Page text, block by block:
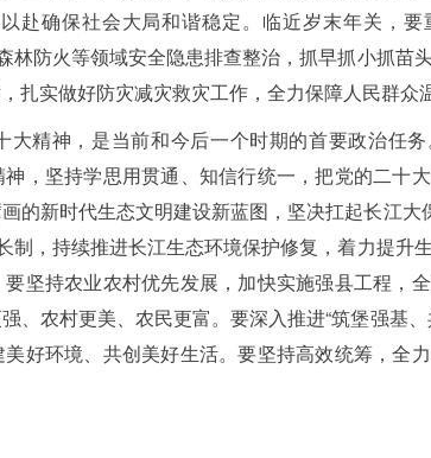
赴确保社会大局和谐稳定。临近岁末年关，要
林防火等领域安全隐患排查整治，抓早抓小抓苗
扎实做好防灾减灾救灾工作，全力保障人民群众
大精神，是当前和今后一个时期的首要政治任
，坚持学思用贯通、知信行统一，把党的二十
的新时代生态文明建设新蓝图，坚决扛起长江大
制，持续推进长江生态环境保护修复，着力提升
坚持农业农村优先发展，加快实施强县工程，
、农村更美、农民更富。要深入推进“筑堡强基
好环境、共创美好生活。要坚持高效统筹，全